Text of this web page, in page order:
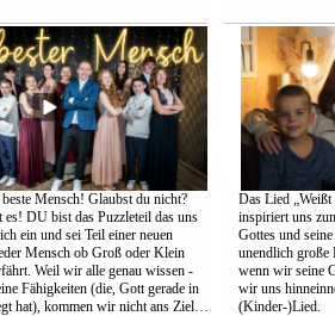
Mensch! Glaubst du nicht?
es! DU bist das Puzzleteil das uns
ein und sei Teil einer neuen
Mensch ob Groß oder Klein
Weil wir alle genau wissen -
Fähigkeiten (die, Gott gerade in
hat), kommen wir nicht ans Ziel…
Das Lied
inspiriert uns
Gottes und
unendlich große
wenn wir seine
wir uns
(Kinder-)Lied.